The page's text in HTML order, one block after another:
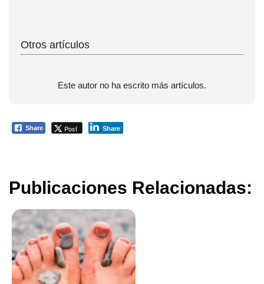
Otros artículos
Este autor no ha escrito más artículos.
Share Post Share
Publicaciones Relacionadas: